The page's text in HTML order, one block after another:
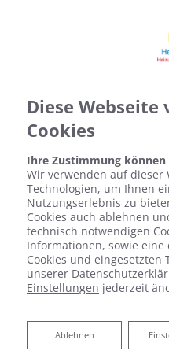
Diese Webseite
Cookies
Ihre Zustimmung
Wir verwenden auf dieser
Technologien, um Ihnen
Nutzungserlebnis zu
Cookies auch ablehnen
technisch notwendigen
Informationen, sowie
Cookies und eingesetzten
unserer
Einstellungen jederzeit
Ablehnen
Ablehnen